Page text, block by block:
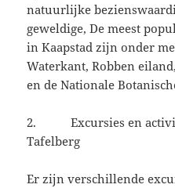
natuurlijke
geweldige, De meest
in Kaapstad zijn onder
Waterkant, Robben
en de Nationale
2. Excursies en
Tafelberg
Er zijn verschillende